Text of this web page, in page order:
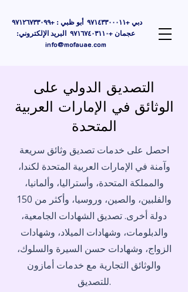
عجمان +٩٧١٦٧٤٠٣١١٠ البريد الإلكتروني:
info@mofauae.com
التصديق الدولي على
الوثائق في الإمارات العربية
المتحدة
احصل على خدمات تصديق وثائق سريعة
وآمنة في الإمارات العربية المتحدة لكندا،
والمملكة المتحدة، وأستراليا، وألمانيا،
والفلبين، والصين، وروسيا، وأكثر من 150
دولة أخرى. تصديق الشهادات الجامعية،
والدبلومات، وشهادات الميلاد، وشهادات
الزواج، وشهادات حسن السيرة والسلوك،
والوثائق التجارية مع خدمات أمازون
للتصديق.